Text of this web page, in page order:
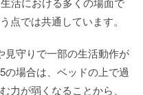
点では共通しています。
見守りで一部の生活動作が
場合は、ベッドの上で過
力が弱くなることから、